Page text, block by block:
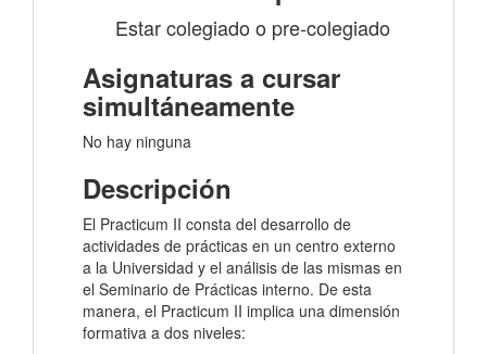
Estar colegiado o pre-colegiado
Asignaturas a cursar
simultáneamente
No hay ninguna
Descripción
El Practicum II consta del desarrollo de
actividades de prácticas en un centro externo
a la Universidad y el análisis de las mismas en
el Seminario de Prácticas interno. De esta
manera, el Practicum II implica una dimensión
formativa a dos niveles: